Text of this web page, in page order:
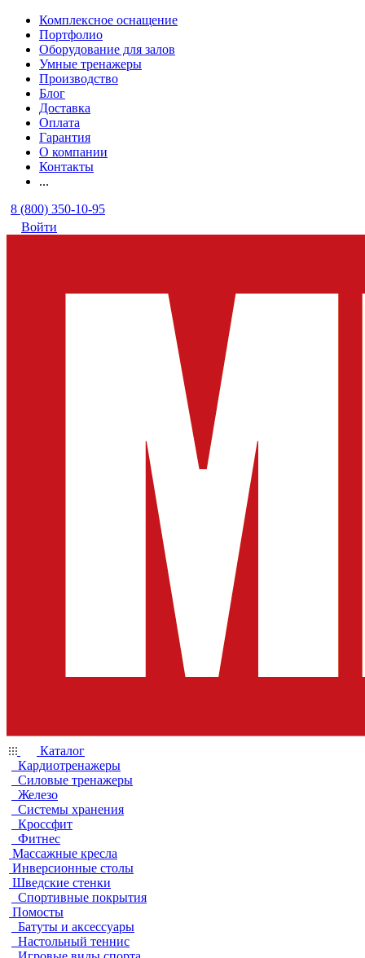
Комплексное оснащение
Портфолио
Оборудование для залов
Умные тренажеры
Производство
Блог
Доставка
Оплата
Гарантия
О компании
Контакты
...
8 (800) 350-10-95
Войти
Каталог
Кардиотренажеры
Силовые тренажеры
Железо
Системы хранения
Кроссфит
Фитнес
Массажные кресла
Инверсионные столы
Шведские стенки
Спортивные покрытия
Помосты
Батуты и аксессуары
Настольный теннис